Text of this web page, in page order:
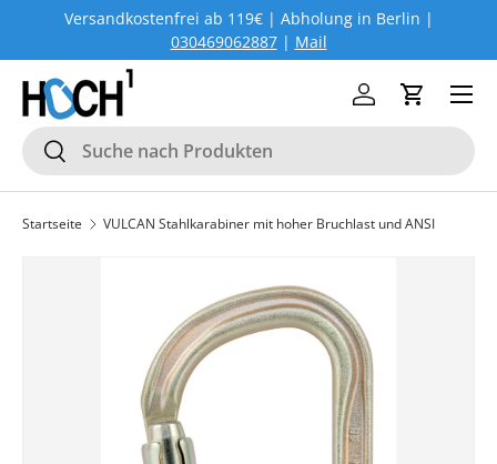
DIREKT ZUM INHALT
Versandkostenfrei ab 119€ | Abholung in Berlin |
030469062887| Mail
Suchen
Suchen
Einloggen
Menü
Startseite VULCAN Stahlkarabiner mit hoher Bruchlast und ANSI